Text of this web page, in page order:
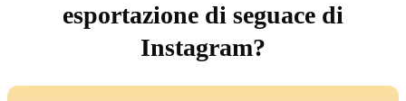
esportazione di seguace di
Instagram?